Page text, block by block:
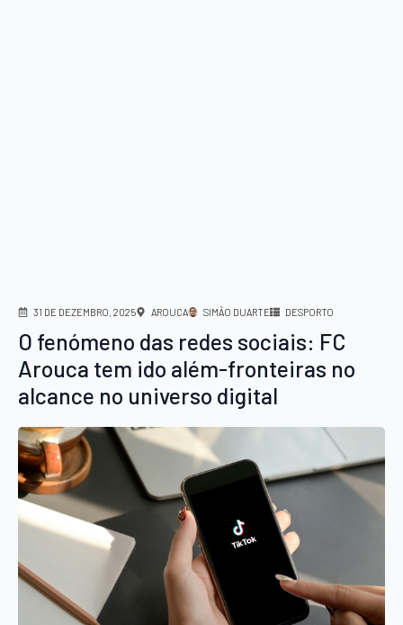
31 DE DEZEMBRO, 2025 AROUCA SIMÃO DUARTE DESPORTO
O fenómeno das redes sociais: FC
Arouca tem ido além-fronteiras no
alcance no universo digital